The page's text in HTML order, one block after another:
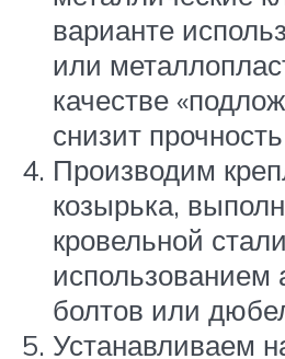
варианте
или
качестве
снизит
Производим
козырька,
кровельной
использованием
болтов или
Устанавливаем